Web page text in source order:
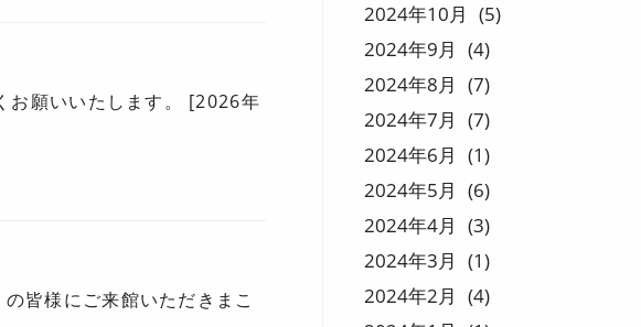
お願いいたします。 [2026年
皆様にご来館いただきまこ
2024
10
5
2024
9
4
2024
8
7
2024
7
7
2024
6
1
2024
5
6
2024
4
3
2024
3
1
2024
2
4